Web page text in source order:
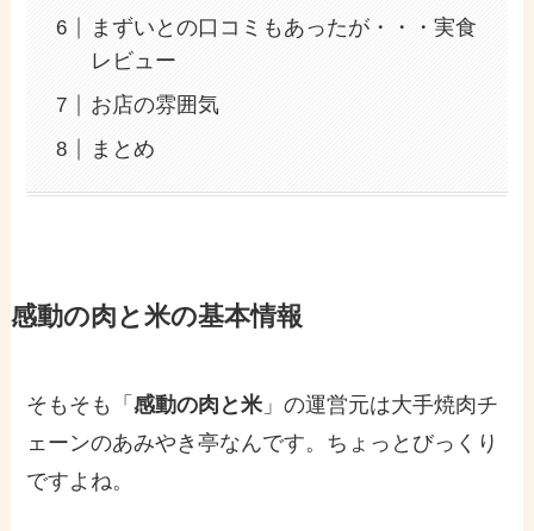
まずいとの口コミもあったが・・・実食
レビュー
お店の雰囲気
まとめ
感動の肉と米の基本情報
そもそも「感動の肉と米 」の運営元は大手焼肉チ
ェーンのあみやき亭なんです。ちょっとびっくり
ですよね。